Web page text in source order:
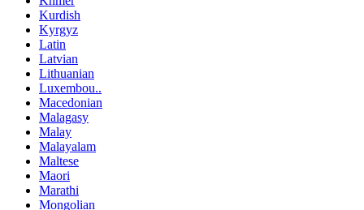
Kurdish
Kyrgyz
Latin
Latvian
Lithuanian
Luxembou..
Macedonian
Malagasy
Malay
Malayalam
Maltese
Maori
Marathi
Mongolian